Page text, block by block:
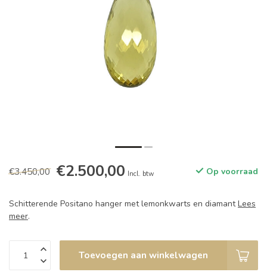
€3.450,00 €2.500,00 Incl. btw Op voorraad
Schitterende Positano hanger met lemonkwarts en diamantLees
meer.
Toevoegen aan winkelwagen